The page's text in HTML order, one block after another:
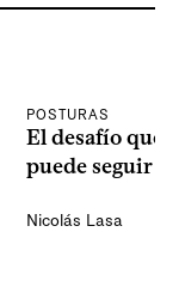
POSTURAS
El desafío que
puede seguir
Nicolás Lasa